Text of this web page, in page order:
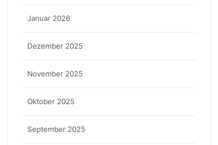
Januar 2026
Dezember 2025
November 2025
Oktober 2025
September 2025